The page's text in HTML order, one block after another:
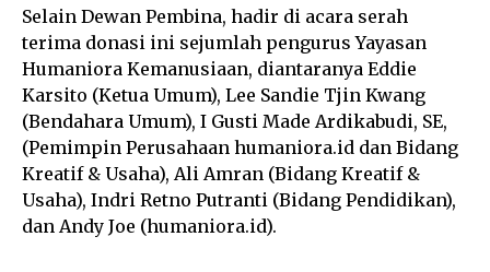
Selain Dewan Pembina, hadir di acara serah
terima donasi ini sejumlah pengurus Yayasan
Humaniora Kemanusiaan, diantaranya Eddie
Karsito (Ketua Umum), Lee Sandie Tjin Kwang
(Bendahara Umum), I Gusti Made Ardikabudi, SE,
(Pemimpin Perusahaan humaniora.id dan Bidang
Kreatif & Usaha), Ali Amran (Bidang Kreatif &
Usaha), Indri Retno Putranti (Bidang Pendidikan),
dan Andy Joe (humaniora.id).